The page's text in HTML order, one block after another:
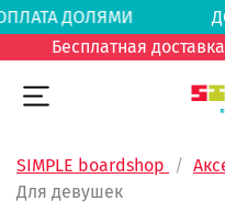
ОПЛАТА ДОЛЯМИ
Бесплатная
SIMPLE boardshop
Для девушек